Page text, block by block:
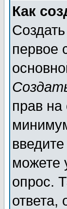
Как
первое
прав
можете
опрос.
ответа,